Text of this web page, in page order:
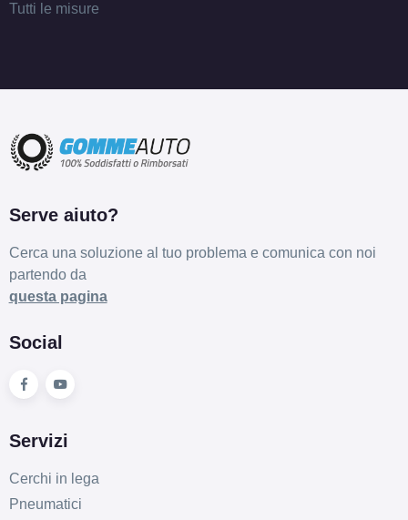
Tutti le misure
Serve aiuto?
Cerca una soluzione al tuo problema e comunica con noi
partendo da
questa pagina
Social
Servizi
Cerchi in lega
Pneumatici